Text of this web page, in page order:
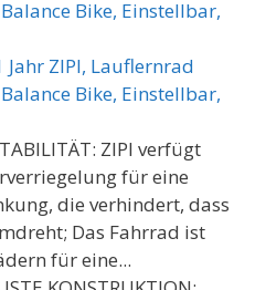
ZIPI, Lauflernrad
Bike, Einstellbar,
ZIPI verfügt
für eine
die verhindert, dass
Das Fahrrad ist
für eine...